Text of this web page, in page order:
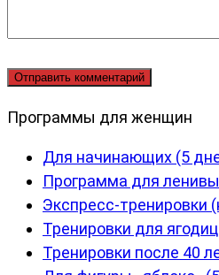
Программы для женщин
Для начинающих (5
Программа для
Экспресс-тренировки
Тренировки для
Тренировки после 40